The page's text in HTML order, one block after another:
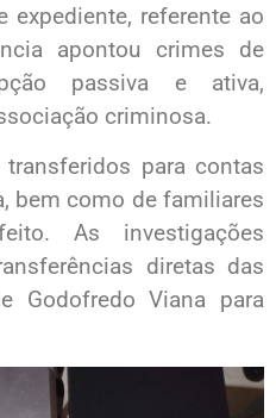
expediente, referente ao
apontou crimes de
passiva e ativa,
criminosa.
para contas
bem como de familiares
As investigações
diretas das
Godofredo Viana para